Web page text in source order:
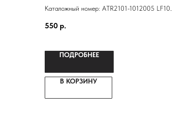
Каталожный номер: ATR2101-1012005 LF101-
21010101200583 NF-1001EURO 2101-
550 р.
ПОДРОБНЕЕ
В КОРЗИНУ